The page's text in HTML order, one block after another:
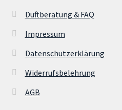
Duftberatung & FAQ
Impressum
Datenschutzerklärung
Widerrufsbelehrung
AGB